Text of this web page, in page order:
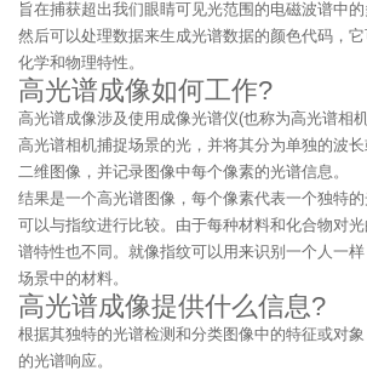
旨在捕获超出我们眼睛可见光范围的电磁波谱中的
然后可以处理数据来生成光谱数据的颜色代码，
化学和物理特性。
高光谱成像如何工作?
高光谱成像涉及使用成像光谱仪(也称为高光谱相
高光谱相机捕捉场景的光，并将其分为单独的波
二维图像，并记录图像中每个像素的光谱信息。
结果是一个高光谱图像，每个像素代表一个独特
可以与指纹进行比较。由于每种材料和化合物对
谱特性也不同。就像指纹可以用来识别一个人一
场景中的材料。
高光谱成像提供什么信息?
根据其独特的光谱检测和分类图像中的特征或对
的光谱响应。